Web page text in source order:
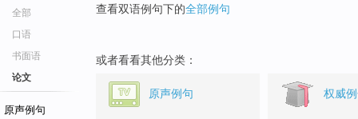
全部
口语
书面语
论文
原声例句
查看双语例句下的全部例句
或者看看其他分类：
原声例句 权威